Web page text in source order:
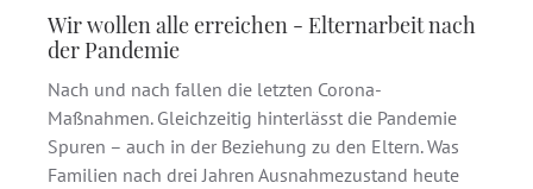
Wir wollen alle erreichen - Elternarbeit nach
der Pandemie
Nach und nach fallen die letzten Corona-
Maßnahmen. Gleichzeitig hinterlässt die Pandemie
Spuren – auch in der Beziehung zu den Eltern. Was
Familien nach drei Jahren Ausnahmezustand heute